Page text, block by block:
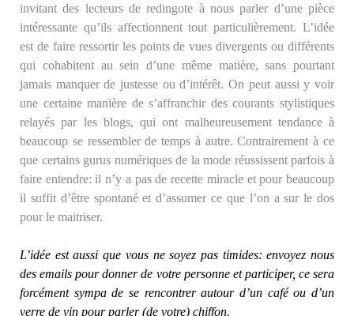
invitant des lecteurs de redingote à nous parler d’une pièce
intéressante qu’ils affectionnent tout particulièrement. L’idée
est de faire ressortir les points de vues divergents ou différents
qui cohabitent au sein d’une même matière, sans pourtant
jamais manquer de justesse ou d’intérêt. On peut aussi y voir
une certaine manière de s’affranchir des courants stylistiques
relayés par les blogs, qui ont malheureusement tendance à
beaucoup se ressembler de temps à autre. Contrairement à ce
que certains gurus numériques de la mode réussissent parfois à
faire entendre: il n’y a pas de recette miracle et pour beaucoup
il suffit d’être spontané et d’assumer ce que l’on a sur le dos
pour le maitriser.
L’idée est aussi que vous ne soyez pas timides: envoyez nous
des emails pour donner de votre personne et participer, ce sera
forcément sympa de se rencontrer autour d’un café ou d’un
verre de vin pour parler (de votre) chiffon.